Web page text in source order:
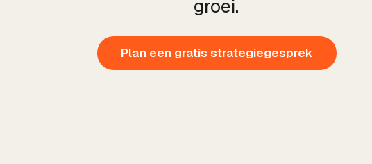
groei.
Plan een gratis strategiegesprek